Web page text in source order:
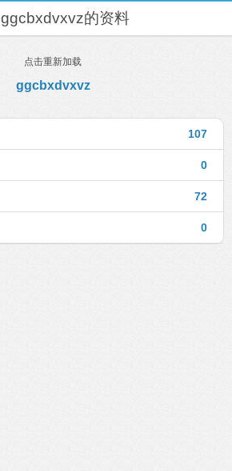
ggcbxdvxvz的资料
点击重新加载
ggcbxdvxvz
107
0
72
0